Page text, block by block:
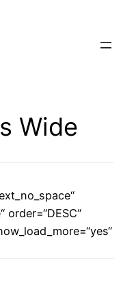
Wide
order=“DESC“